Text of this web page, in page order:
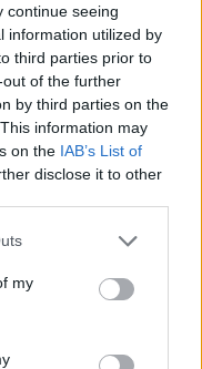
continue seeing
information utilized by
third parties prior to
of the further
by third parties on the
information may
on the IAB’s List of
disclose it to other
one or more Google
You may click to
third-party tags to
in below Google
my
(jobbról)